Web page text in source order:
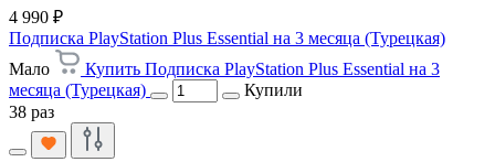
4 990 ₽
Подписка PlayStation Plus Essential на 3 месяца (Турецкая)
Мало
Купить Подписка PlayStation Plus Essential на 3
месяца (Турецкая)
Купили
38 раз